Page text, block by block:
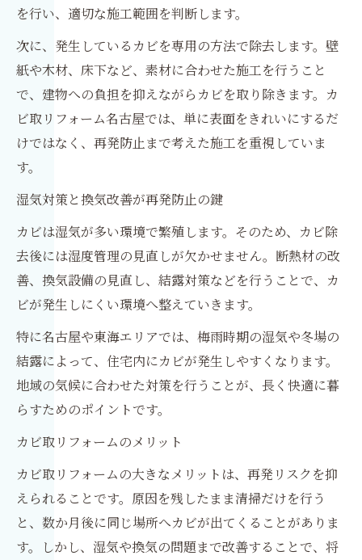
を行い、適切な施工範囲を判断します。
次に、発生しているカビを専用の方法で除去します。壁
紙や木材、床下など、素材に合わせた施工を行うこと
で、建物への負担を抑えながらカビを取り除きます。カ
ビ取リフォーム名古屋では、単に表面をきれいにするだ
けではなく、再発防止まで考えた施工を重視していま
す。
湿気対策と換気改善が再発防止の鍵
カビは湿気が多い環境で繁殖します。そのため、カビ除
去後には湿度管理の見直しが欠かせません。断熱材の改
善、換気設備の見直し、結露対策などを行うことで、カ
ビが発生しにくい環境へ整えていきます。
特に名古屋や東海エリアでは、梅雨時期の湿気や冬場の
結露によって、住宅内にカビが発生しやすくなります。
地域の気候に合わせた対策を行うことが、長く快適に暮
らすためのポイントです。
カビ取リフォームのメリット
カビ取リフォームの大きなメリットは、再発リスクを抑
えられることです。原因を残したまま清掃だけを行う
と、数か月後に同じ場所へカビが出てくることがありま
す。しかし、湿気や換気の問題まで改善することで、将